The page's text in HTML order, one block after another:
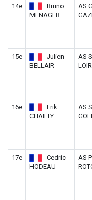
14e
Bruno
MENAGER
AS
15e
Julien
BELLAIR
AS
16e
Erik
CHAILLY
AS
17e
Cedric
HODEAU
AS